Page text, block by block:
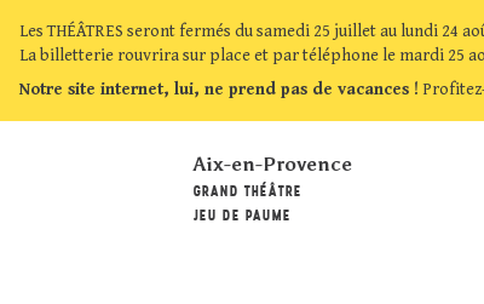
Les THÉÂTRES seront fermés du samedi 25 juillet au lundi 24
La billetterie rouvrira sur place et par téléphone le mardi 25
Notre site internet, lui, ne prend pas de vacances !
Aix-en-Provence
GRAND THÉÂTRE
JEU DE PAUME